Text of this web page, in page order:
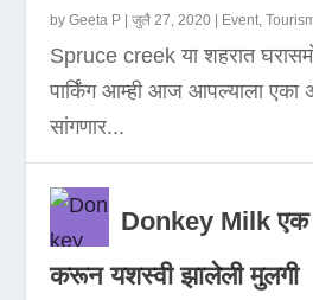
byGeeta P |जुलै 27, 2020 Event,
Spruce creek या शहरात
पार्किंग आम्ही आज आपल्याला एका
सांगणार...
Donkey Milk एक
करून यशस्वी झालेली मुलगी